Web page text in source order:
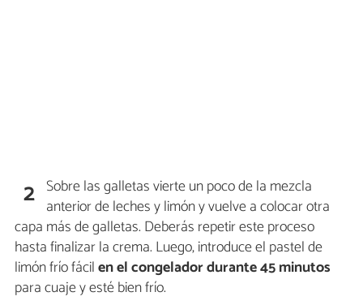
2 Sobre las galletas vierte un poco de la mezcla
anterior de leches y limón y vuelve a colocar otra
capa más de galletas. Deberás repetir este proceso
hasta finalizar la crema. Luego, introduce el pastel de
limón frío fácilen el congelador durante 45 minutos
para cuaje y esté bien frío.